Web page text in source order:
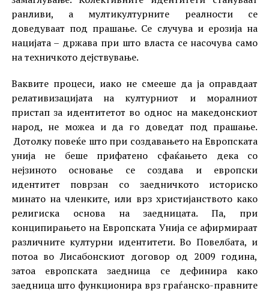
ранливи, а мултикултурните реалности се
доведуваат под прашање. Се случува и ерозија на
нацијата – држава при што власта се насочува само
на техничкото дејствување.
Ваквите процеси, иако не смееше да ја оправдаат
релативизацијата на културниот и моралниот
пристап за идентитетот во однос на македонскиот
народ, не можеа и да го доведат под прашање.
Дотолку повеќе што при создавањето на Европската
унија не беше прифатено сфаќањето дека со
нејзиното основање се создава и европски
идентитет поврзан со заедничкото историско
минато на членките, или врз христијанството како
религиска основа на заедницата. Па, при
конципирањето на Европската Унија се афирмираат
различните културни идентитети. Во Повелбата, и
потоа во Лисабонскиот договор од 2009 година,
затоа европската заедница се дефинира како
заедница што функционира врз граѓанско-правните